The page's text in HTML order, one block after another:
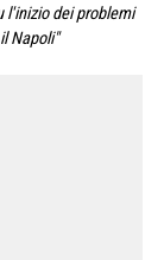
l'inizio dei problemi
Napoli"